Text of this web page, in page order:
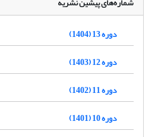
دوره 13 (1404)
دوره 12 (1403)
دوره 11 (1402)
دوره 10 (1401)